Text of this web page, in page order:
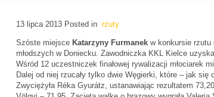
13 lipca 2013 Posted in rzuty
Szóste miejsce Katarzyny Furmanek w konkursie rzutu
młodszych w Doniecku. Zawodniczka KKL Kielce
Wśród 12 uczestniczek finałowej rywalizacji młociarek
Dalej od niej rzucały tylko dwie Węgierki, które – jak się
Zwyciężyła Réka Gyurátz, ustanawiając rezultatem